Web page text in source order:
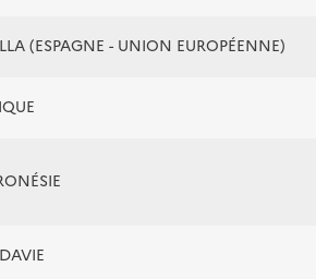
(ESPAGNE - UNION EUROPÉENNE)